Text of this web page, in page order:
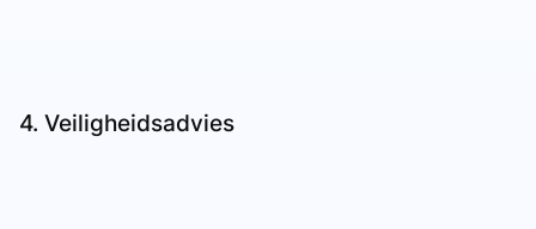
4. Veiligheidsadvies